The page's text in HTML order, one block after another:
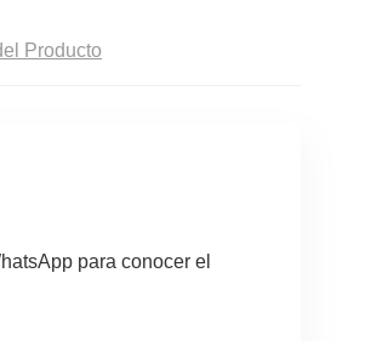
Producto
para conocer el